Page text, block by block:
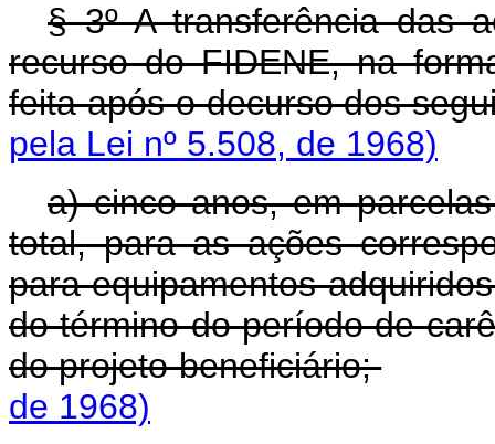
§ 3º A transferência das
recurso do FIDENE, na
feita após o decurso dos
pela Lei nº 5.508, de 1968)
a) cinco anos, em
total, para as ações
para equipamentos
do término do período de
do projeto beneficiário;
de 1968)